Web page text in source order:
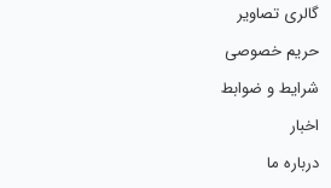
گالری تصاویر
حریم خصوصی
شرایط و ضوابط
اخبار
درباره ما